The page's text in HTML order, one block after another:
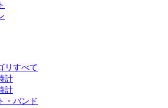
リすべて
計
計
・バンド